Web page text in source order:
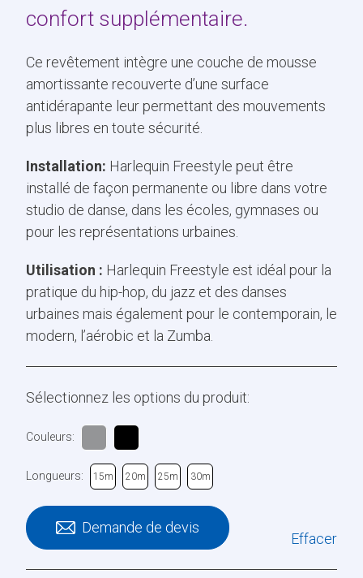
confort supplémentaire.
Ce revêtement intègre une couche de mousse
amortissante recouverte d’une surface
antidérapante leur permettant des mouvements
plus libres en toute sécurité.
Installation: Harlequin Freestyle peut être
installé de façon permanente ou libre dans votre
studio de danse, dans les écoles, gymnases ou
pour les représentations urbaines.
Utilisation : Harlequin Freestyle est idéal pour la
pratique du hip-hop, du jazz et des danses
urbaines mais également pour le contemporain, le
modern, l’aérobic et la Zumba.
Sélectionnez les options du produit:
Couleurs:
Longueurs: 15m 20m 25m 30m
Demande de devis
Effacer